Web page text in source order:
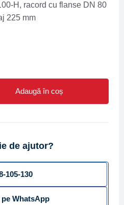
H, racord cu flanse DN 80
225 mm
Adaugă în coș
de ajutor?
105-130
WhatsApp